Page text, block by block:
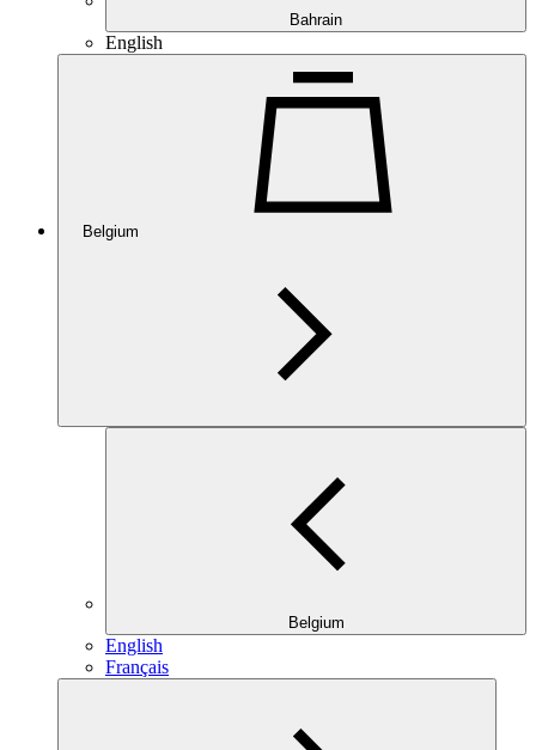
Bahrain
English
Belgium
Belgium
English
Français